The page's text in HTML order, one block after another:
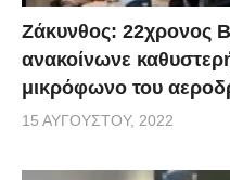
Ζάκυνθος: 22χρονος
ανακοίνωνε
μικρόφωνο του
15 ΑΥΓΟΎΣΤΟΥ, 2022